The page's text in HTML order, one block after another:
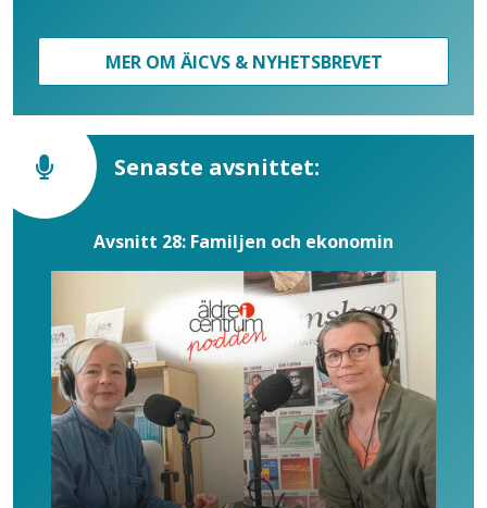
MER OM ÄICVS & NYHETSBREVET
Senaste avsnittet:
Avsnitt 28: Familjen och ekonomin